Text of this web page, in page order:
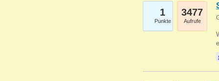
1
Punkte
3477
Aufrufe